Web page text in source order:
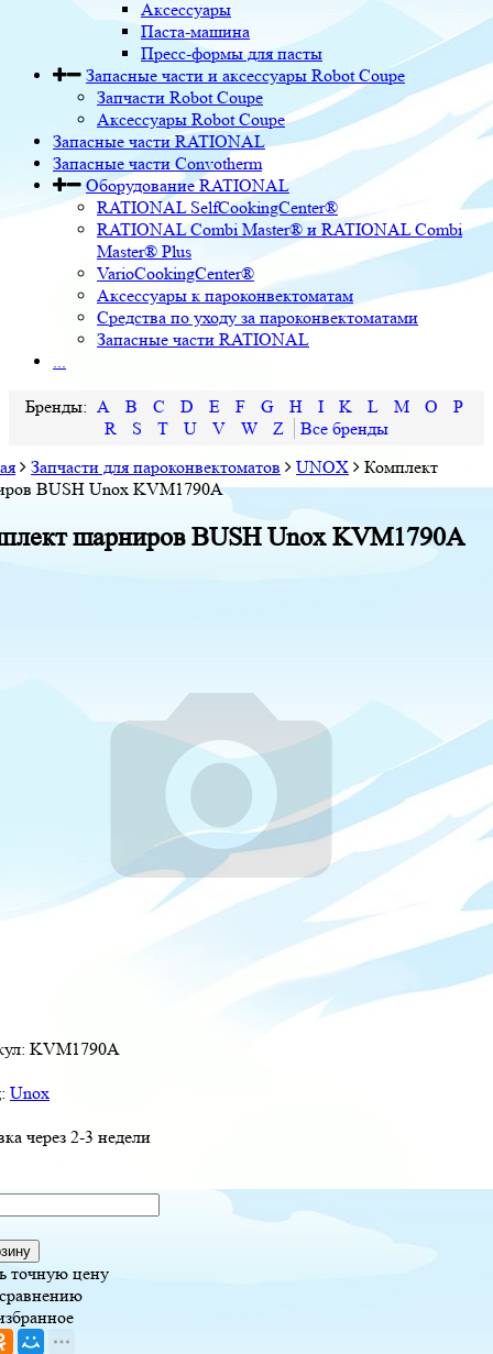
Аксессуары
Паста-машина
Пресс-формы для пасты
Запасные части и аксессуары Robot Coupe
Запчасти Robot Coupe
Аксессуары Robot Coupe
Запасные части RATIONAL
Запасные части Convotherm
Оборудование RATIONAL
RATIONAL SelfCookingCenter®
RATIONAL Combi Master® и RATIONAL Combi
Master® Plus
VarioCookingCenter®
Аксессуары к пароконвектоматам
Средства по уходу за пароконвектоматами
Запасные части RATIONAL
...
A B C D E F G H I K L M O
P
R
S T U V W
Z
Запчасти для пароконвектоматов UNOX
Комплект
BUSH Unox KVM1790A
шарниров BUSH Unox KVM1790A
KVM1790A
Unox
через 2-3 недели
точную цену